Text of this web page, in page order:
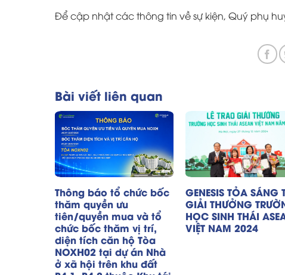
Để cập nhật các thông tin về sự kiện, Quý phụ
Bài viết liên quan
Thông báo tổ chức bốc
thăm quyền ưu
tiên/quyền mua và tổ
chức bốc thăm vị trí,
diện tích căn hộ Tòa
NOXH02 tại dự án Nhà
ở xã hội trên khu đất
GENESIS TỎA SÁNG
GIẢI THƯỞNG
HỌC SINH THÁI
VIỆT NAM 2024